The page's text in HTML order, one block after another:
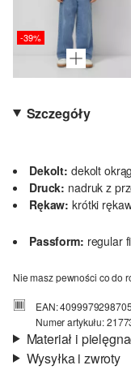
-39%
Szczegóły
Dekolt: dekolt
Druck: nadruk z
Rękaw: krótki
Passform: regular
Nie masz pewności co do
EAN: 4099979298705
Numer artykułu:
Materiał i
Wysyłka i zwroty